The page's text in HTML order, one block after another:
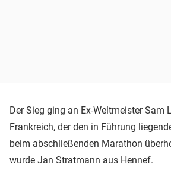
Der Sieg ging an Ex-Weltmeister Sam
Frankreich, der den in Führung
beim abschließenden Marathon
wurde Jan Stratmann aus Hennef.